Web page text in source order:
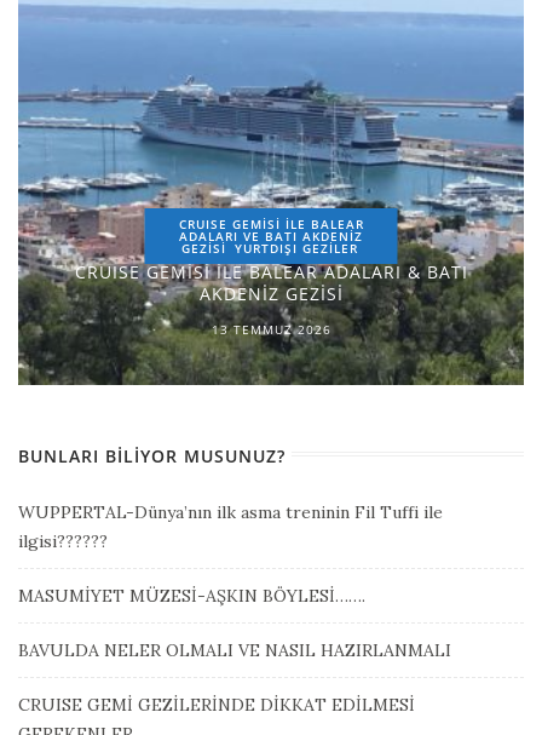
CRUISE GEMİSİ İLE BALEAR
ADALARI VE BATI AKDENİZ
GEZİSİ YURTDIŞI GEZILER
CRUISE GEMİSİ İLE BALEAR ADALARI & BATI
AKDENİZ GEZİSİ
13 TEMMUZ 2026
BUNLARI BILIYOR MUSUNUZ?
WUPPERTAL-Dünya’nın ilk asma treninin Fil Tuffi ile
ilgisi??????
MASUMİYET MÜZESİ-AŞKIN BÖYLESİ…….
BAVULDA NELER OLMALI VE NASIL HAZIRLANMALI
CRUISE GEMİ GEZİLERİNDE DİKKAT EDİLMESİ